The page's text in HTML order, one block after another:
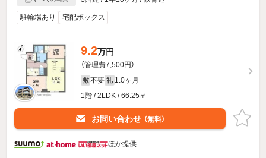
駐輪場あり 宅配ボックス
9.2万円
（管理費7,500円）
敷 不要 礼 1.0ヶ月
1階 / 2LDK / 66.25㎡
お問い合わせ （無料）
ほか提供